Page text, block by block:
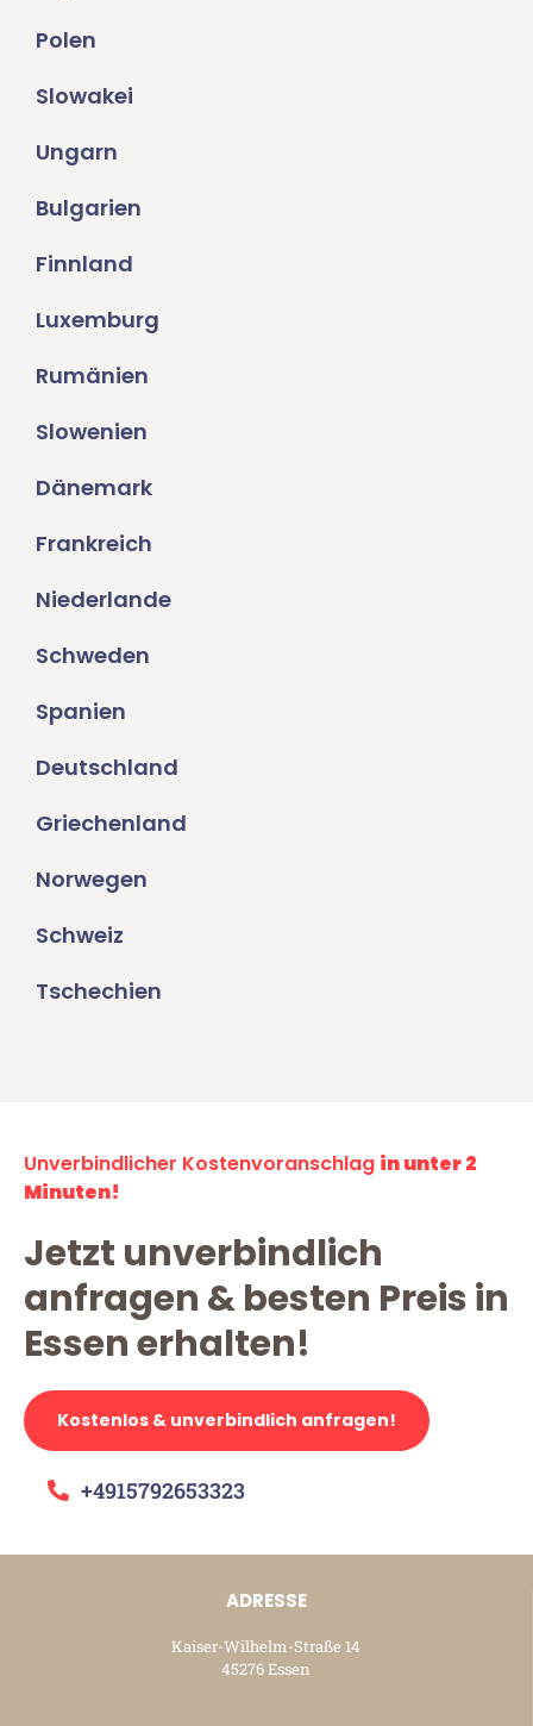
Polen
Slowakei
Ungarn
Bulgarien
Finnland
Luxemburg
Rumänien
Slowenien
Dänemark
Frankreich
Niederlande
Schweden
Spanien
Deutschland
Griechenland
Norwegen
Schweiz
Tschechien
Unverbindlicher Kostenvoranschlag in unter 2
Minuten!
Jetzt unverbindlich
anfragen & besten Preis in
Essen erhalten!
Kostenlos & unverbindlich anfragen!
+4915792653323
ADRESSE
Kaiser-Wilhelm-Straße 14
45276 Essen